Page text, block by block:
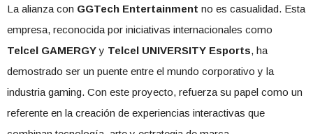
La alianza con GGTech Entertainment no es casualidad. Esta
empresa, reconocida por iniciativas internacionales como
Telcel GAMERGYy Telcel UNIVERSITY Esports, ha
demostrado ser un puente entre el mundo corporativo y la
industria gaming. Con este proyecto, refuerza su papel como un
referente en la creación de experiencias interactivas que